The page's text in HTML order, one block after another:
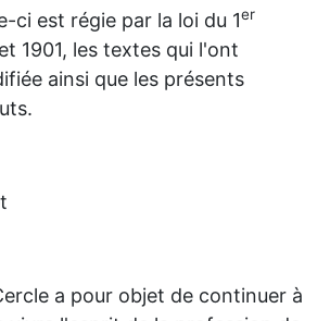
ci est régie par la loi du 1er
1901, les textes qui l'ont
ainsi que les présents
a pour objet de continuer à